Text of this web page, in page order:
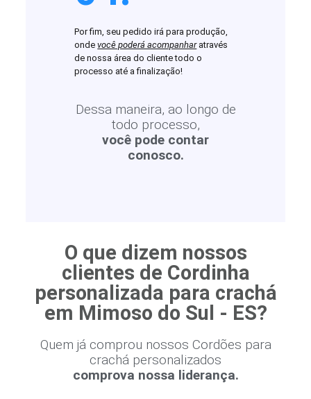
Por fim, seu pedido irá para produção,
ondevocê poderá acompanharatravés
de nossa área do cliente todo o
processo até a finalização!
Dessa maneira, ao longo de
todo processo,
você pode contar
conosco.
O que dizem nossos
clientes de Cordinha
personalizada para crachá
em Mimoso do Sul - ES?
Quem já comprou nossos Cordões para
crachá personalizados
comprova nossa liderança.